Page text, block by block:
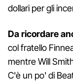
dollari per gli
Da ricordare
col fratello
mentre Will
C'è un po' di